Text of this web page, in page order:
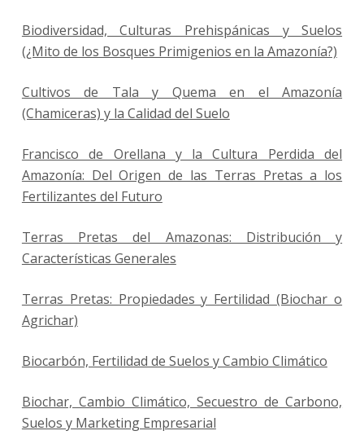
Biodiversidad, Culturas Prehispánicas y Suelos
(¿Mito de los Bosques Primigenios en la Amazonía?)
Cultivos de Tala y Quema en el Amazonía
(Chamiceras) y la Calidad del Suelo
Francisco de Orellana y la Cultura Perdida del
Amazonía: Del Origen de las Terras Pretas a los
Fertilizantes del Futuro
Terras Pretas del Amazonas: Distribución y
Características Generales
Terras Pretas: Propiedades y Fertilidad (Biochar o
Agrichar)
Biocarbón, Fertilidad de Suelos y Cambio Climático
Biochar, Cambio Climático, Secuestro de Carbono,
Suelos y Marketing Empresarial